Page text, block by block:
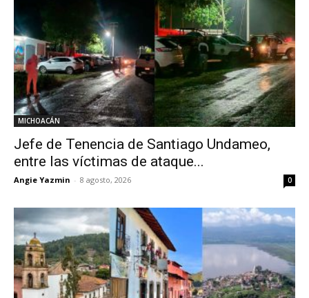
MICHOACÁN
Jefe de Tenencia de Santiago Undameo,
entre las víctimas de ataque...
Angie Yazmin - 8 agosto, 2026 0